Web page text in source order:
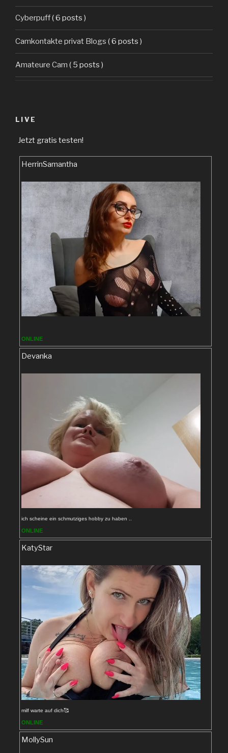
Cyberpuff( 6 posts )
Camkontakte privat Blogs ( 6 posts )
Amateure Cam ( 5 posts )
LIVE
Jetzt gratis testen!
HerrinSamantha
ONLINE
Devanka
ich scheine ein schmutziges hobby zu haben ..
ONLINE
KatyStar
milf warte auf dich🥰
ONLINE
MollySun